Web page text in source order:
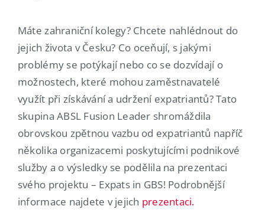
Máte zahraniční kolegy? Chcete nahlédnout do
jejich života v Česku? Co oceňují, s jakými
problémy se potýkají nebo co se dozvídají o
možnostech, které mohou zaměstnavatelé
využít při získávání a udržení expatriantů? Tato
skupina ABSL Fusion Leader shromáždila
obrovskou zpětnou vazbu od expatriantů napříč
několika organizacemi poskytujícími podnikové
služby a o výsledky se podělila na prezentaci
svého projektu – Expats in GBS! Podrobnější
informace najdete v jejich prezentaci.